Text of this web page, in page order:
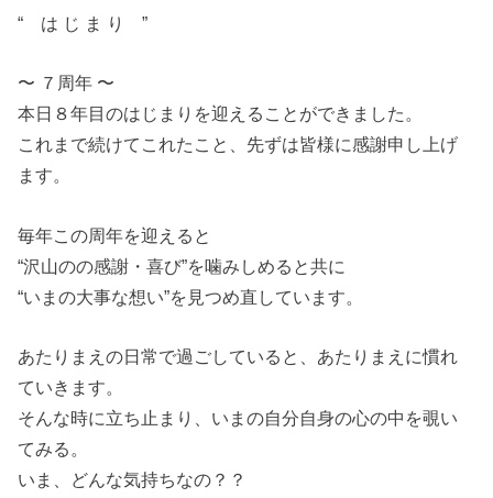
“ は じ ま り ”
〜 ７周年 〜
本日８年目のはじまりを迎えることができました。
これまで続けてこれたこと、先ずは皆様に感謝申し上げ
ます。
毎年この周年を迎えると
“沢山のの感謝・喜び”を噛みしめると共に
“いまの大事な想い”を見つめ直しています。
あたりまえの日常で過ごしていると、あたりまえに慣れ
ていきます。
そんな時に立ち止まり、いまの自分自身の心の中を覗い
てみる。
いま、どんな気持ちなの？？